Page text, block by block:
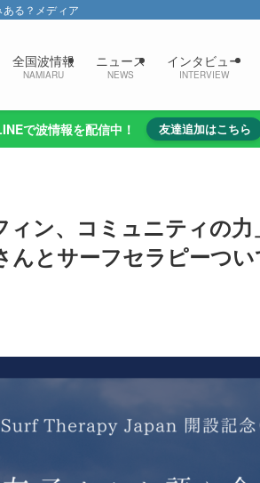
る？メディア
全国波情報
NAMIARU
ニュース
NEWS
インタビュー
INTERVIEW
で波情報を配信中！ 友達追加はこちら
ィン、コミュニティの
とサーフセラピーつい